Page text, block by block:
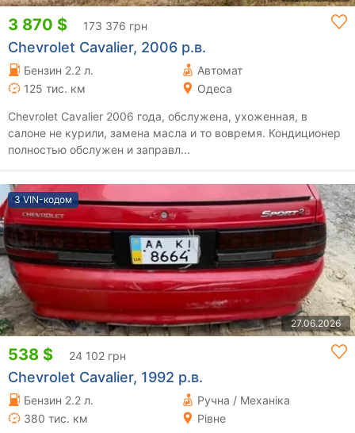
3 870 $ 173 376 грн
Chevrolet Cavalier, 2006 р.в.
Бензин 2.2 л.
Автомат
125 тис. км
Одеса
Chevrolet Cavalier 2006 года, обслужена, ухоженная, в
салоне не курили, замена масла и то вовремя. Кондиционер
полностью обслужен и заправл...
З VIN-кодом
27.06.2026
538 $ 24 102 грн
Chevrolet Cavalier, 1992 р.в.
Бензин 2.2 л.
Ручна / Механіка
380 тис. км
Рівне